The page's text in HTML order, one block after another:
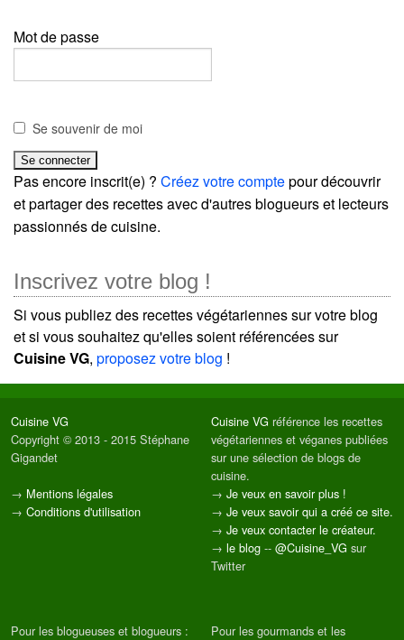
Mot de passe
Se souvenir de moi
Pas encore inscrit(e) ? Créez votre comptepour découvrir
et partager des recettes avec d'autres blogueurs et lecteurs
passionnés de cuisine.
Inscrivez votre blog !
Si vous publiez des recettes végétariennes sur votre blog
et si vous souhaitez qu'elles soient référencées sur
Cuisine VG, proposez votre blog !
Cuisine VG
Copyright © 2013 - 2015 Stéphane
Gigandet
→ Mentions légales
→ Conditions d'utilisation
Cuisine VG référence les recettes
végétariennes et véganes publiées
sur une sélection de blogs de
cuisine.
→ Je veux en savoir plus !
→ Je veux savoir qui a créé ce site.
→ Je veux contacter le créateur.
→ le blog -- @Cuisine_VG sur
Twitter
Pour les blogueuses et blogueurs :
Pour les gourmands et les